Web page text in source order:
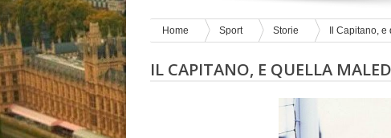
Home Sport Storie Il Capitano,
IL CAPITANO, E QUELLA